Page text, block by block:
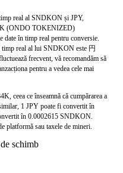
real al SNDKON și JPY,
(ONDO TOKENIZED)
în timp real pentru conversie.
timp real al lui SNDKON este 円
frecvent, vă recomandăm să
pentru a vedea cele mai
ceea ce înseamnă că cumpărarea a
1 JPY poate fi convertit în
în 0.0002615 SNDKON.
platformă sau taxele de mineri.
schimb